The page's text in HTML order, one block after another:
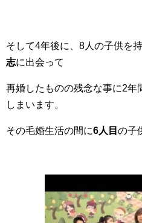
そして4年後に、8人の子供を
志に出会って
再婚したものの残念な事に2年
しまいます。
その毛婚生活の間に6人目 の子